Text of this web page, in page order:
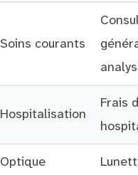
Soins courants
Hospitalisation
Frais
Optique